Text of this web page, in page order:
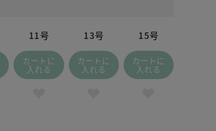
11号
カートに
入れる
13号
カートに
入れる
15号
カートに
入れる